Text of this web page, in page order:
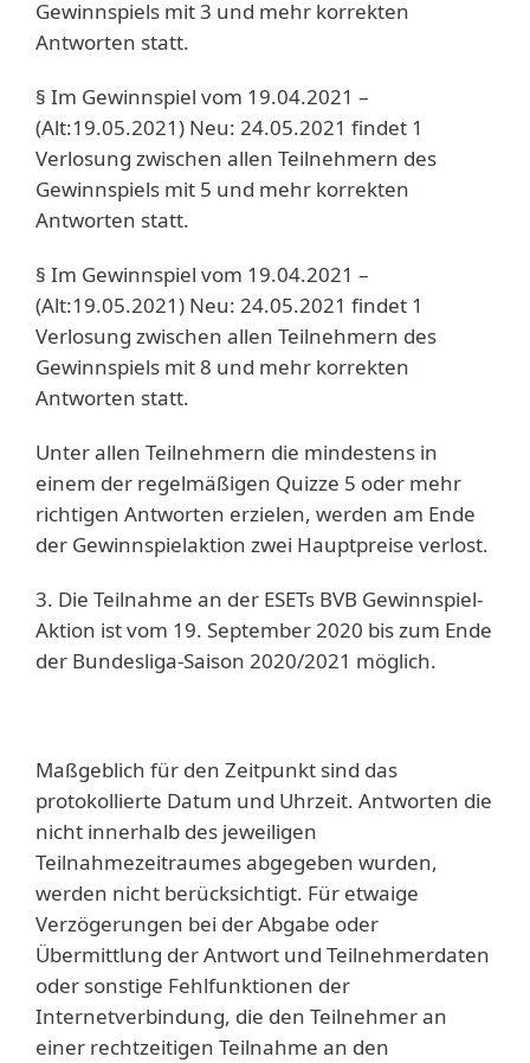
Gewinnspiels mit 3 und mehr korrekten
Antworten statt.
§ Im Gewinnspiel vom 19.04.2021 –
(Alt:19.05.2021) Neu: 24.05.2021 findet 1
Verlosung zwischen allen Teilnehmern des
Gewinnspiels mit 5 und mehr korrekten
Antworten statt.
§ Im Gewinnspiel vom 19.04.2021 –
(Alt:19.05.2021) Neu: 24.05.2021 findet 1
Verlosung zwischen allen Teilnehmern des
Gewinnspiels mit 8 und mehr korrekten
Antworten statt.
Unter allen Teilnehmern die mindestens in
einem der regelmäßigen Quizze 5 oder mehr
richtigen Antworten erzielen, werden am Ende
der Gewinnspielaktion zwei Hauptpreise verlost.
3. Die Teilnahme an der ESETs BVB Gewinnspiel-
Aktion ist vom 19. September 2020 bis zum Ende
der Bundesliga-Saison 2020/2021 möglich.
Maßgeblich für den Zeitpunkt sind das
protokollierte Datum und Uhrzeit. Antworten die
nicht innerhalb des jeweiligen
Teilnahmezeitraumes abgegeben wurden,
werden nicht berücksichtigt. Für etwaige
Verzögerungen bei der Abgabe oder
Übermittlung der Antwort und Teilnehmerdaten
oder sonstige Fehlfunktionen der
Internetverbindung, die den Teilnehmer an
einer rechtzeitigen Teilnahme an den